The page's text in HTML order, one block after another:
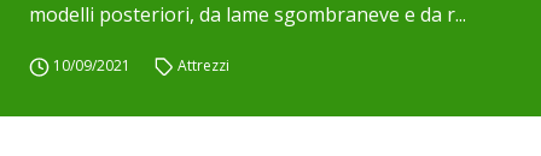
modelli posteriori, da lame sgombraneve e da r...
10/09/2021 Attrezzi